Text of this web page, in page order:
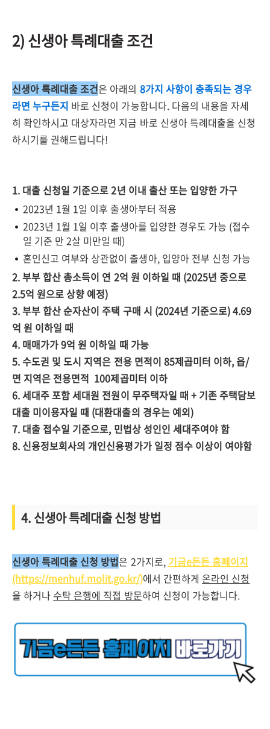
2) 신생아 특례대출 조건
신생아 특례대출 조건은 아래의 8가지 사항이 충족되는 경우
라면 누구든지 바로 신청이 가능합니다. 다음의 내용을 자세
히 확인하시고 대상자라면 지금 바로 신생아 특례대출을 신청
하시기를 권해드립니다!
1. 대출 신청일 기준으로 2년 이내 출산 또는 입양한 가구
2023년 1월 1일 이후 출생아부터 적용
2023년 1월 1일 이후 출생아를 입양한 경우도 가능 (접수
일 기준 만 2살 미만일 때)
혼인신고 여부와 상관없이 출생아, 입양아 전부 신청 가능
2. 부부 합산 총소득이 연 2억 원 이하일 때 (2025년 중으로
2.5억 원으로 상향 예정)
3. 부부 합산 순자산이 주택 구매 시 (2024년 기준으로) 4.69
억 원 이하일 때
4. 매매가가 9억 원 이하일 때 가능
5. 수도권 및 도시 지역은 전용 면적이 85제곱미터 이하, 읍/
면 지역은 전용면적 100제곱미터 이하
6. 세대주 포함 세대원 전원이 무주택자일 때 + 기존 주택담보
대출 미이용자일 때 (대환대출의 경우는 예외)
7. 대출 접수일 기준으로, 민법상 성인인 세대주여야 함
8. 신용정보회사의 개인신용평가가 일정 점수 이상이 여야함
4. 신생아 특례대출 신청 방법
신생아 특례대출 신청 방법은 2가지로, 기금e든든 홈페이지
(https://menhuf.molit.go.kr/)에서 간편하게 온라인 신청
을 하거나수탁 은행에 직접 방문하여 신청이 가능합니다.